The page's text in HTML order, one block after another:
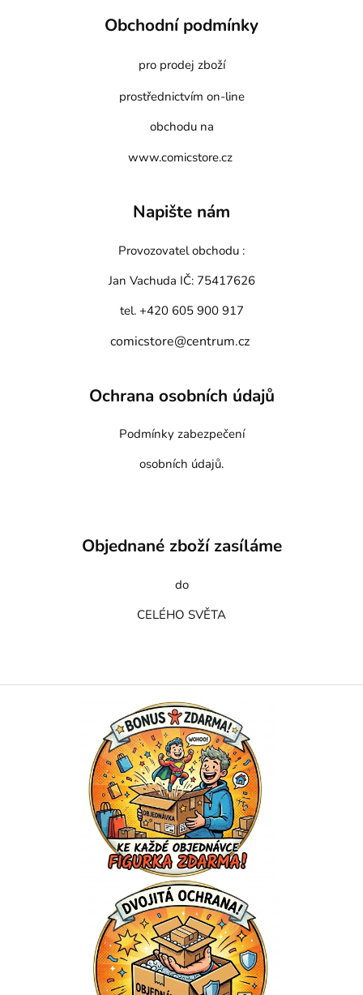
Obchodní podmínky
pro prodej zboží
prostřednictvím on-line
obchodu na
www.comicstore.cz
Napište nám
Provozovatel obchodu :
Jan Vachuda IČ: 75417626
tel. +420 605 900 917
comicstore@centrum.cz
Ochrana osobních údajů
Podmínky zabezpečení
osobních údajů.
Objednané zboží zasíláme
do
CELÉHO SVĚTA